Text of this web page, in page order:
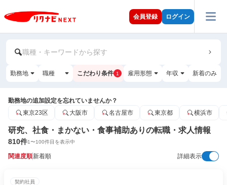
会員登録 ログイン
職種・キーワードから探す
勤務地 職種 こだわり条件 1 雇用形態 年収 新着のみ
勤務地の追加設定を忘れていませんか？
東京23区
大阪市 名古屋市 東京都 横浜市
研究、社食・まかない・食事補助ありの転職・求人情報
810件1〜100件目を表示中
関連度順新着順 詳細表示
契約社員